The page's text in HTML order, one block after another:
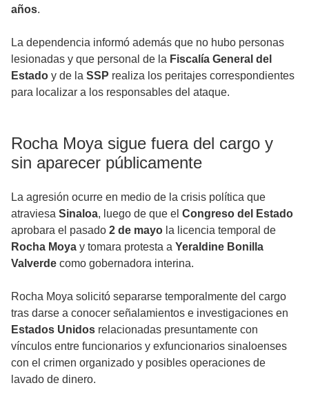
años.
La dependencia informó además que no hubo personas
lesionadas y que personal de la Fiscalía General del
Estado y de la SSP realiza los peritajes correspondientes
para localizar a los responsables del ataque.
Rocha Moya sigue fuera del cargo y
sin aparecer públicamente
La agresión ocurre en medio de la crisis política que
atraviesa Sinaloa, luego de que el Congreso del Estado
aprobara el pasado 2 de mayo la licencia temporal de
Rocha Moya y tomara protesta a Yeraldine Bonilla
Valverde como gobernadora interina.
Rocha Moya solicitó separarse temporalmente del cargo
tras darse a conocer señalamientos e investigaciones en
Estados Unidos relacionadas presuntamente con
vínculos entre funcionarios y exfuncionarios sinaloenses
con el crimen organizado y posibles operaciones de
lavado de dinero.